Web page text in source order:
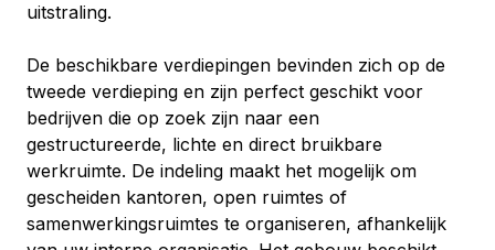
uitstraling.
De beschikbare verdiepingen bevinden zich op de
tweede verdieping en zijn perfect geschikt voor
bedrijven die op zoek zijn naar een
gestructureerde, lichte en direct bruikbare
werkruimte. De indeling maakt het mogelijk om
gescheiden kantoren, open ruimtes of
samenwerkingsruimtes te organiseren, afhankelijk